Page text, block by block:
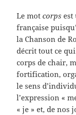
Le motcorps est
française
la Chanson de
décrit tout ce
corps de chair,
fortification,
le sens
l’expression «
« je » et, de nos